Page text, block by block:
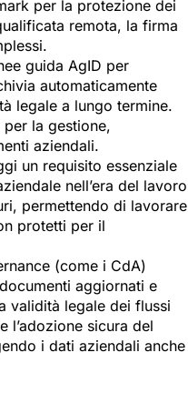
per la protezione dei
remota, la firma
guida AgID per
automaticamente
legale a lungo termine.
la gestione,
aziendali.
un requisito essenziale
nell’era del lavoro
permettendo di lavorare
protetti per il
(come i CdA)
aggiornati e
validità legale dei flussi
l’adozione sicura del
i dati aziendali anche